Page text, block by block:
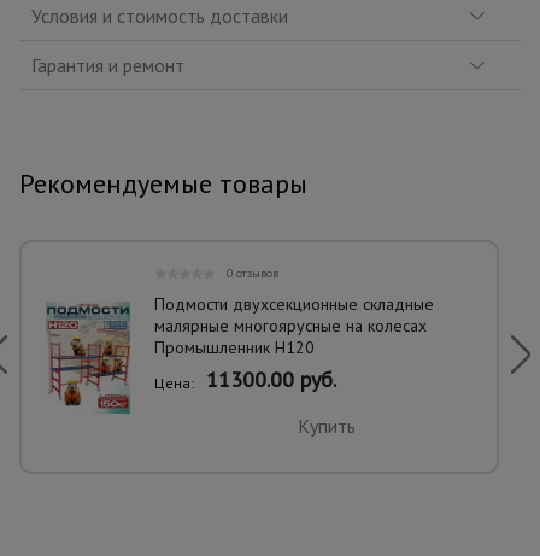
Условия и стоимость доставки
Гарантия и ремонт
Рекомендуемые товары
0 отзывов
Подмости двухсекционные складные
малярные многоярусные на колесах
Промышленник H120
Цена: 11300.00 руб.
Купить